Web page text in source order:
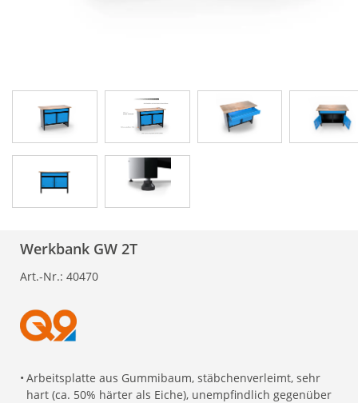
Werkbank GW 2T
Art.-Nr.: 40470
• Arbeitsplatte aus Gummibaum, stäbchenverleimt, sehr
hart (ca. 50% härter als Eiche), unempfindlich gegenüber